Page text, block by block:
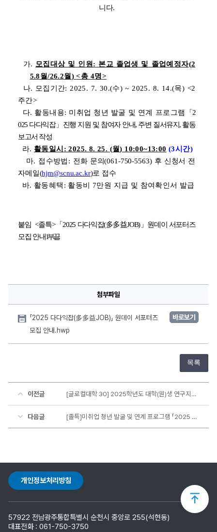
니다.
가. 모집대상 및 인원 : 본교 졸업생 및 졸업예정자(2
5.8월/26.2월 ) <총 4명>
나. 모집기간: 2025. 7. 30.(수) ~ 2025. 8. 14.(목) <2
주간>
다. 활동내용: 미취업 청년 발굴 및 연계 프로그램
「2
025 다다익잡」진행 지원 및 참여자 안내, 주변 질서유지, 활동
보고서 작성
라. 활동일시 : 2025. 8. 25. (월) 10:00~13:00 (3시간)
마. 접수방법: 전화 문의(061-750-5563) 후 신청서 전
자메일(hjm@scnu.ac.kr)로 접수
바. 활동혜택: 활동비 7만원 지급 및 참여확인서 발급
붙임  <졸특>「2025 다다익잡(多多益JOB)」원데이 서포터즈
모집 안내1부.끝.
첨부파일
「2025 다다익잡(多多益JOB)」 원데이 서포터즈
모집 안내.hwp
바로보기
목록
이전글 [글로컬대학 30] 2025학년도 대학(원)생 연구지향형 비교과 프로그램 공모 안내
다음글 [졸특]미취업 청년 발굴 및 연계 프로그램 「2025 다다익잡」 안내
개인정보처리방침
57922 전남광주통합특별시 순천시 중앙로 255(석현동)
대표전화 : 061-750-3750
상